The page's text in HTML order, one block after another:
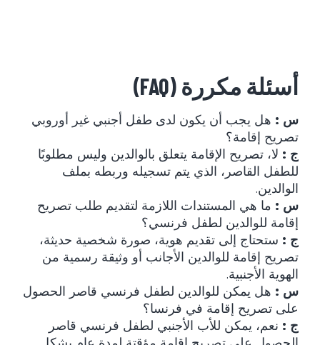
أسئلة مكررة (FAQ)
س : هل يجب أن يكون لدى طفل أجنبي غير أوروبي
تصريح إقامة؟
ج : لا، تصريح الإقامة يتعلق بالوالدين وليس مطلوبًا
للطفل القاصر، الذي يتم تسجيله وربطه بملف
الوالدين.
س : ما هي المستندات اللازمة لتقديم طلب تصريح
إقامة للوالدين لطفل فرنسي؟
ج : ستحتاج إلى تقديم هوية، صورة شخصية حديثة،
تصريح إقامة للوالدين الأجانب أو وثيقة رسمية من
الهوية الأجنبية.
س : هل يمكن للوالدين لطفل فرنسي قاصر الحصول
على تصريح إقامة في فرنسا؟
ج : نعم، يمكن للأب الأجنبي لطفل فرنسي قاصر